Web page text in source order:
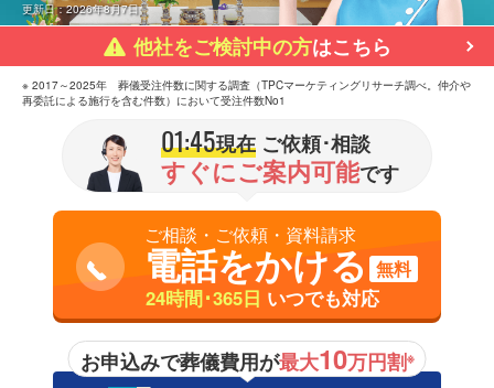
更新日：2026年8月7日
他社をご検討中の方はこちら
※ 2017～2025年 葬儀受注件数に関する調査（TPCマーケティングリサーチ調べ。仲介や
再委託による施行を含む件数）において受注件数No1
01:45現在ご依頼･相談
すぐにご案内可能です
ご相談・ご依頼・資料請求
電話をかける 無料
24時間･365日 いつでも対応
お申込みで葬儀費用が最大10万円割※